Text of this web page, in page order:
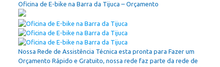
Oficina de E-bike na Barra da Tijuca – Orçamento
Nossa Rede de Assistência Técnica esta pronta para Fazer um
Orçamento Rápido e Gratuito, nossa rede faz parte da rede de